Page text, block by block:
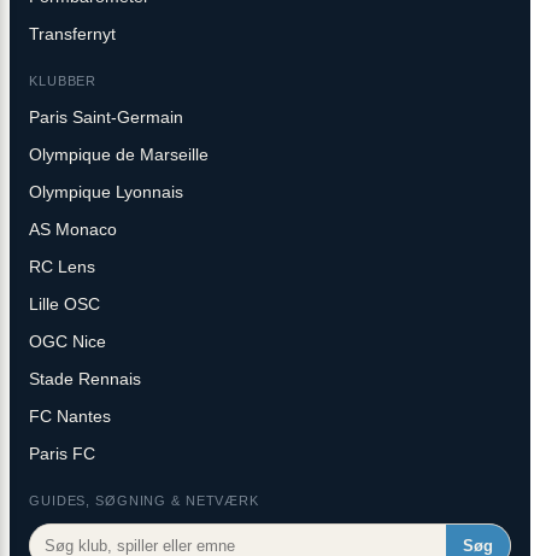
Transfernyt
KLUBBER
Paris Saint-Germain
Olympique de Marseille
Olympique Lyonnais
AS Monaco
RC Lens
Lille OSC
OGC Nice
Stade Rennais
FC Nantes
Paris FC
GUIDES, SØGNING & NETVÆRK
Søg